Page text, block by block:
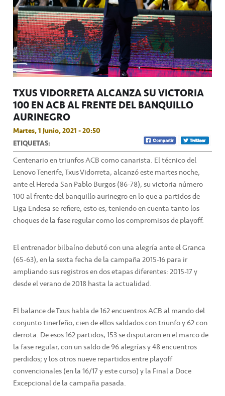
TXUS VIDORRETA ALCANZA SU VICTORIA
100 EN ACB AL FRENTE DEL BANQUILLO
AURINEGRO
Martes, 1 Junio, 2021 - 20:50
ETIQUETAS:
Centenario en triunfos ACB como canarista. El técnico del
Lenovo Tenerife, Txus Vidorreta, alcanzó este martes noche,
ante el Hereda San Pablo Burgos (86-78), su victoria número
100 al frente del banquillo aurinegro en lo que a partidos de
Liga Endesa se refiere, esto es, teniendo en cuenta tanto los
choques de la fase regular como los compromisos de playoff.
El entrenador bilbaíno debutó con una alegría ante el Granca
(65-63), en la sexta fecha de la campaña 2015-16 para ir
ampliando sus registros en dos etapas diferentes: 2015-17 y
desde el verano de 2018 hasta la actualidad.
El balance de Txus habla de 162 encuentros ACB al mando del
conjunto tinerfeño, cien de ellos saldados con triunfo y 62 con
derrota. De esos 162 partidos, 153 se disputaron en el marco de
la fase regular, con un saldo de 96 alegrías y 48 encuentros
perdidos; y los otros nueve repartidos entre playoff
convencionales (en la 16/17 y este curso) y la Final a Doce
Excepcional de la campaña pasada.